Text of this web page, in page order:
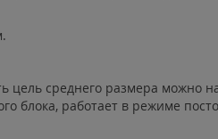
цель среднего размера можно
блока, работает в режиме